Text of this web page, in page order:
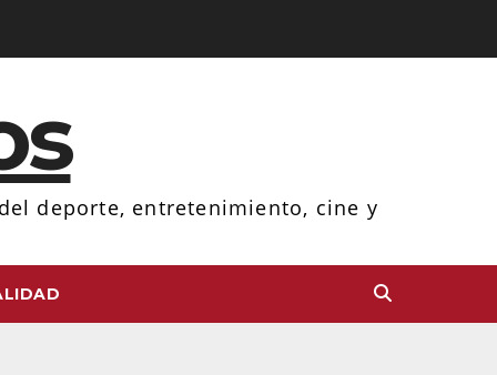
deporte, entretenimiento, cine y